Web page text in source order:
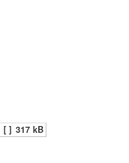
[ ] 317 kB